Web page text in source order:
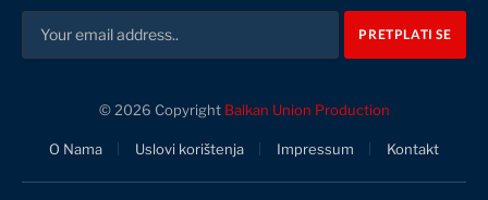
© 2026 Copyright Balkan Union Production
O Nama Uslovi korištenja Impressum Kontakt